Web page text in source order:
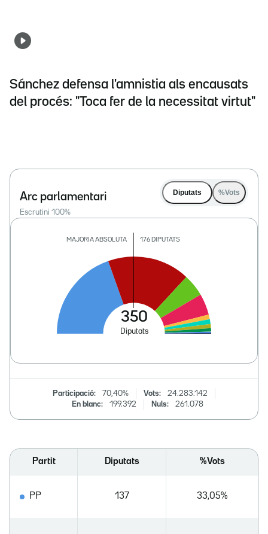
Sánchez defensa l'amnistia als encausats
del procés: "Toca fer de la necessitat virtut"
Arc parlamentari
Escrutini 100%
Diputats %Vots
Participació: 70,40% Vots:
24.283.142
En blanc:
199.392 Nuls: 261.078
Partit Diputats %Vots
PP 137 33,05%